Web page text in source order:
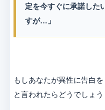
定を今すぐに承諾した
すが…」
もしあなたが異性に告白
と言われたらどうでしょう